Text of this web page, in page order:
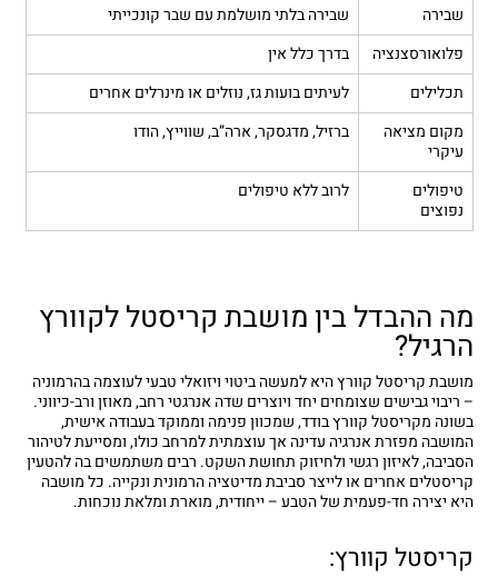
שבירה
שבירה בלתי מושלמת עם שבר קונכייתי
פלואורסצנציה
בדרך כלל אין
תכלילים
לעיתים בועות גז, נוזלים או מינרלים אחרים
מקום מציאה
עיקרי
ברזיל, מדגסקר, ארה”ב, שווייץ, הודו
טיפולים
נפוצים
לרוב ללא טיפולים
מה ההבדל בין מושבת קריסטל לקוורץ
הרגיל?
מושבת קריסטל קוורץ היא למעשה ביטוי ויזואלי טבעי לעוצמה בהרמוניה
– ריבוי גבישים שצומחים יחד ויוצרים שדה אנרגטי רחב, מאוזן ורב-כיווני.
בשונה מקריסטל קוורץ בודד, שמכוון פנימה וממוקד בעבודה אישית,
המושבה מפזרת אנרגיה עדינה אך עוצמתית למרחב כולו, ומסייעת לטיהור
הסביבה, לאיזון רגשי ולחיזוק תחושת השקט. רבים משתמשים בה להטעין
קריסטלים אחרים או לייצר סביבת מדיטציה הרמונית ונקייה. כל מושבה
היא יצירה חד-פעמית של הטבע – ייחודית, מוארת ומלאת נוכחות.
קריסטל קוורץ: